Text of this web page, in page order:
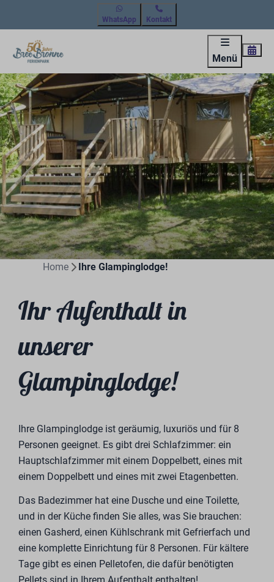
WhatsApp Kontakt
Menü
Home Ihre Glampinglodge!
Ihr Aufenthalt in
unserer
Glampinglodge!
Ihre Glampinglodge ist geräumig, luxuriös und für 8
Personen geeignet. Es gibt drei Schlafzimmer: ein
Hauptschlafzimmer mit einem Doppelbett, eines mit
einem Doppelbett und eines mit zwei Etagenbetten.
Das Badezimmer hat eine Dusche und eine Toilette,
und in der Küche finden Sie alles, was Sie brauchen:
einen Gasherd, einen Kühlschrank mit Gefrierfach und
eine komplette Einrichtung für 8 Personen. Für kältere
Tage gibt es einen Pelletofen, die dafür benötigten